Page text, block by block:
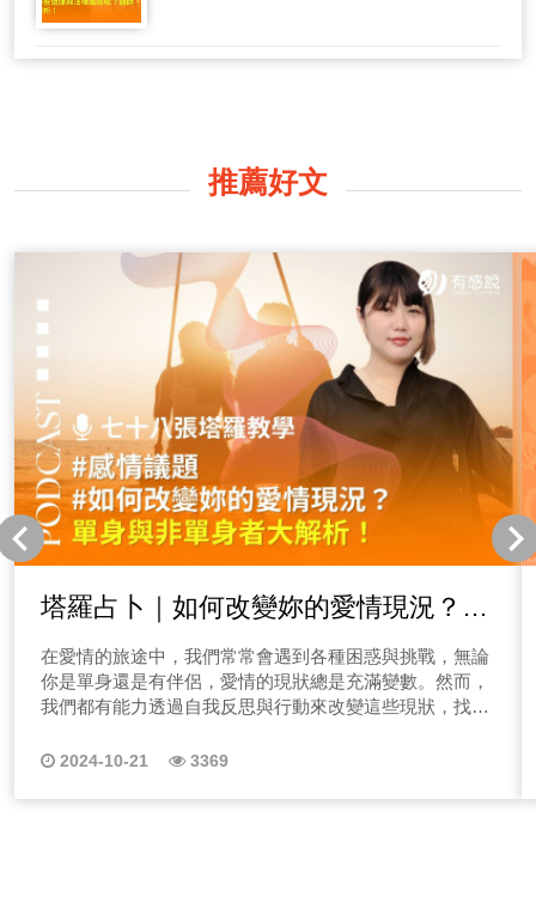
推薦好文
塔羅占卜｜如何改變妳的愛情現況？單
身與非單身者大解析！
在愛情的旅途中，我們常常會遇到各種困惑與挑戰，無論
你是單身還是有伴侶，愛情的現狀總是充滿變數。然而，
我們都有能力透過自我反思與行動來改變這些現狀，找到
與啟發，幫助你更清晰地看見自己的感情道路，讓我們一
2024-10-21 3369